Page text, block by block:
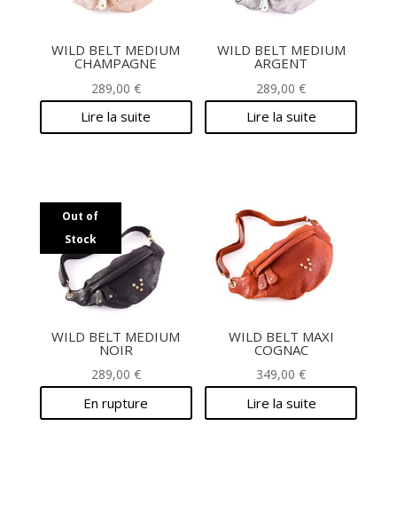
WILD BELT MEDIUM
CHAMPAGNE
289,00 €
Lire la suite
WILD BELT MEDIUM
ARGENT
289,00€
Lire la suite
Out of
Stock
WILD BELT MEDIUM
NOIR
289,00 €
En rupture
WILD BELT MAXI
COGNAC
349,00€
Lire la suite